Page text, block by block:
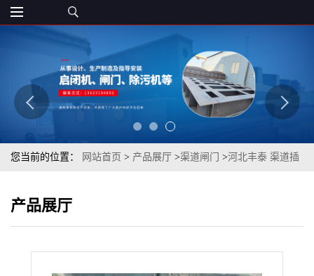
您当前的位置： 网站首页 > 产品展厅 >渠道闸门 >河北丰泰 渠道插
产品展厅